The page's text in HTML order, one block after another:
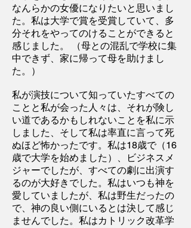
なんらかの女優になりたいと思いまし
た。私は大学で賞を受賞していて、多
分それをやってのけることができると
感じました。 （母との混乱で学校に集
中できず、家に帰って母を助けまし
た。）
私が演技について知っていたすべての
ことと私が会った人々は、それが険し
い道であるかもしれないことを私に示
しました、そして私は率直に言って死
ぬほど怖かったです。私は18歳で（16
歳で大学を始めました）、ビジネスメ
ジャーでしたが、すべての劇に出演す
るのが大好きでした。私はいつも神を
愛していましたが、私は野生だったの
で、神の良い側にいるとは決して感じ
ませんでした。私はカトリック改革学